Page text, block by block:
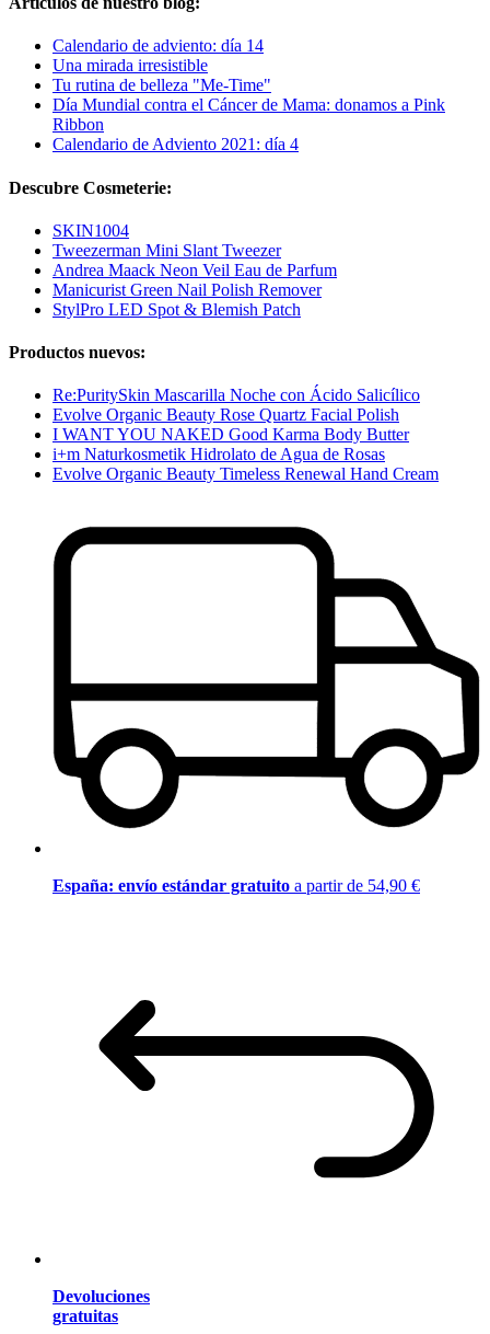
Calendario de adviento: día 14
Una mirada irresistible
Tu rutina de belleza "Me-Time"
Día Mundial contra el Cáncer de Mama: donamos a Pink
Ribbon
Calendario de Adviento 2021: día 4
Descubre Cosmeterie:
SKIN1004
Tweezerman Mini Slant Tweezer
Andrea Maack Neon Veil Eau de Parfum
Manicurist Green Nail Polish Remover
StylPro LED Spot & Blemish Patch
Productos nuevos:
Re:PuritySkin Mascarilla Noche con Ácido Salicílico
Evolve Organic Beauty Rose Quartz Facial Polish
I WANT YOU NAKED Good Karma Body Butter
i+m Naturkosmetik Hidrolato de Agua de Rosas
Evolve Organic Beauty Timeless Renewal Hand Cream
España: envío estándar gratuito a partir de 54,90 €
Devoluciones
gratuitas